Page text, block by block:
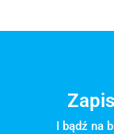
I bądź na